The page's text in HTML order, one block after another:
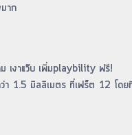
าก
ม เงาแว๊บ เพิ่มplaybility ฟรี!
ว่า 1.5 มิลลิเมตร ที่เฟร็ต 12 โด